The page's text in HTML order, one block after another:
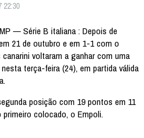
22:30
— Série B italiana : Depois de
21 de outubro e em 1-1 com o
voltaram a ganhar com uma
terça-feira (24), em partida válida
posição com 19 pontos em 11
colocado, o Empoli.